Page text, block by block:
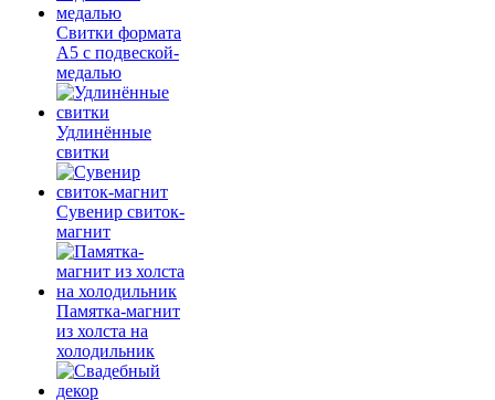
Свитки формата
А5 с подвеской-
медалью
Удлинённые
свитки
Сувенир свиток-
магнит
Памятка-магнит
из холста на
холодильник